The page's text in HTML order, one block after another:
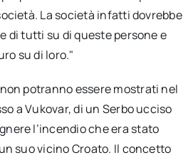
La società infatti dovrebbe
di tutti su di queste persone e
su di loro."
potranno essere mostrati nel
a Vukovar, di un Serbo ucciso
l’incendio che era stato
suo vicino Croato. Il concetto